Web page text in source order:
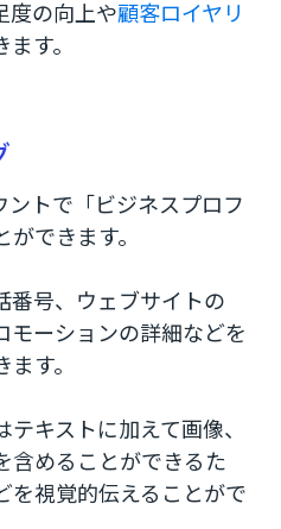
度の向上や顧客ロイヤリ
す。
トで「ビジネスプロフ
できます。
番号、ウェブサイトの
モーションの詳細などを
す。
キストに加えて画像、
含めることができるた
を視覚的伝えることがで